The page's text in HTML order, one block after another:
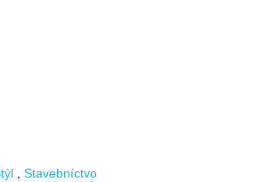
Stavebníctvo